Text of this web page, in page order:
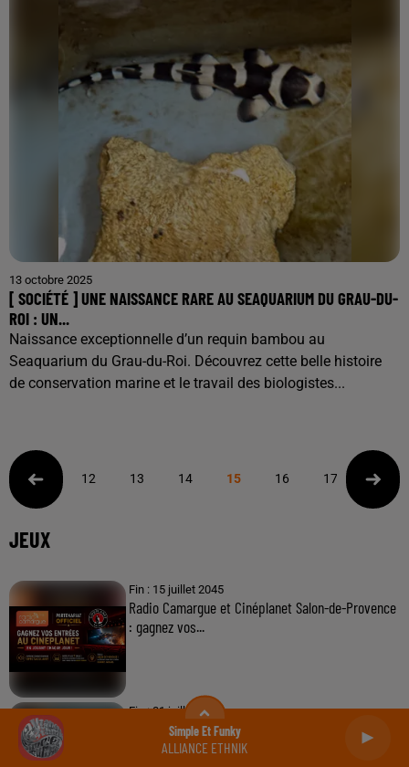
Self Aware
TEMPER CITY
13 octobre 2025
[ SOCIÉTÉ ] UNE NAISSANCE RARE AU SEAQUARIUM DU GRAU-DU-
ROI : UN...
Naissance exceptionnelle d’un requin bambou au
Seaquarium du Grau-du-Roi. Découvrez cette belle histoire
de conservation marine et le travail des biologistes...
12 13 14 15 16 17 18
JEUX
Fin : 15 juillet 2045
Radio Camargue et Cinéplanet Salon-de-Provence
: gagnez vos...
Fin : 31 juillet 2027
Vos plus beaux matchs de Basket avec Radio
Camargue et les Byers